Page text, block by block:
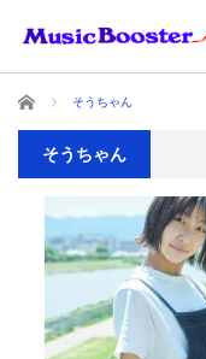
ホーム そうちゃん
そうちゃん